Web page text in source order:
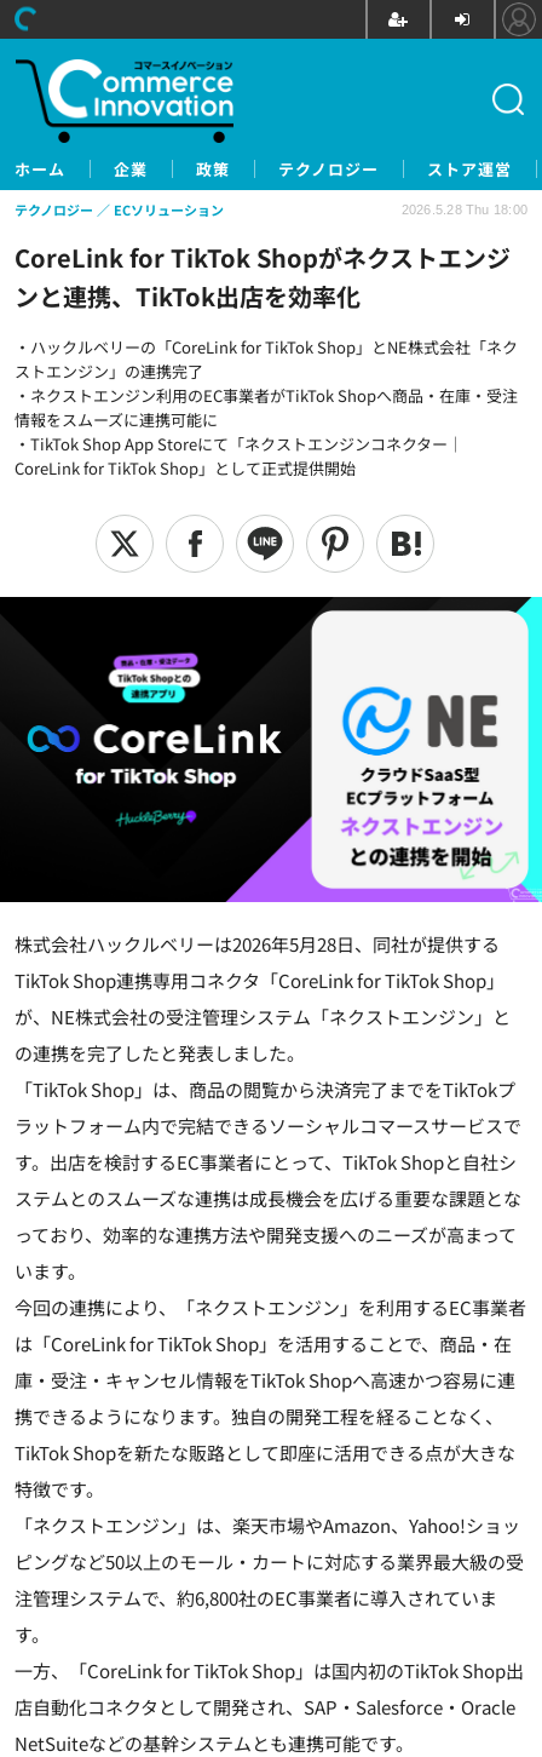
ホーム 企業 政策 テクノロジー ストア運営
CoreLink for TikTok Shopがネクストエンジ
ンと連携、TikTok出店を効率化
・ハックルベリーの「CoreLink for TikTok Shop」とNE株式会社「ネク
ストエンジン」の連携完了
・ネクストエンジン利用のEC事業者がTikTok Shopへ商品・在庫・受注
情報をスムーズに連携可能に
・TikTok Shop App Storeにて「ネクストエンジンコネクター｜
CoreLink for TikTok Shop」として正式提供開始
テクノロジー ECソリューション 2026.5.28 Thu 18:00
株式会社ハックルベリーは2026年5月28日、同社が提供する
TikTok Shop連携専用コネクタ「CoreLink for TikTok Shop」
が、NE株式会社の受注管理システム「ネクストエンジン」と
の連携を完了したと発表しました。
「TikTok Shop」は、商品の閲覧から決済完了までをTikTokプ
ラットフォーム内で完結できるソーシャルコマースサービスで
す。出店を検討するEC事業者にとって、TikTok Shopと自社シ
ステムとのスムーズな連携は成長機会を広げる重要な課題とな
っており、効率的な連携方法や開発支援へのニーズが高まって
います。
今回の連携により、「ネクストエンジン」を利用するEC事業者
は「CoreLink for TikTok Shop」を活用することで、商品・在
庫・受注・キャンセル情報をTikTok Shopへ高速かつ容易に連
携できるようになります。独自の開発工程を経ることなく、
TikTok Shopを新たな販路として即座に活用できる点が大きな
特徴です。
「ネクストエンジン」は、楽天市場やAmazon、Yahoo!ショッ
ピングなど50以上のモール・カートに対応する業界最大級の受
注管理システムで、約6,800社のEC事業者に導入されていま
す。
一方、「CoreLink for TikTok Shop」は国内初のTikTok Shop出
店自動化コネクタとして開発され、SAP・Salesforce・Oracle
NetSuiteなどの基幹システムとも連携可能です。